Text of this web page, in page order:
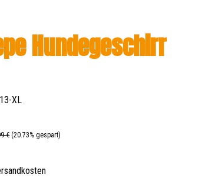
Hundegeschirr
XL
Preis:
€ (20.73% gespart)